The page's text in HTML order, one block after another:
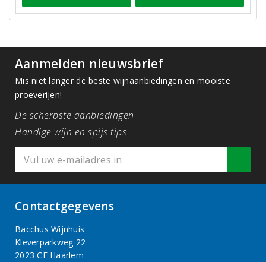
Aanmelden nieuwsbrief
Mis niet langer de beste wijnaanbiedingen en mooiste
proeverijen!
De scherpste aanbiedingen
Handige wijn en spijs tips
Contactgegevens
Bacchus Wijnhuis
Kleverparkweg 22
2023 CE Haarlem